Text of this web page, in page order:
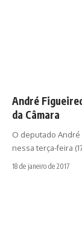
André
da Câmara
O deputado André
nessa terça-feira
18 de janeiro de 2017